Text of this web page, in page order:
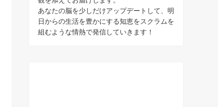
あなたの脳を少しだけアップデートして、明
日からの生活を豊かにする知恵をスクラムを
組むような情熱で発信していきます！